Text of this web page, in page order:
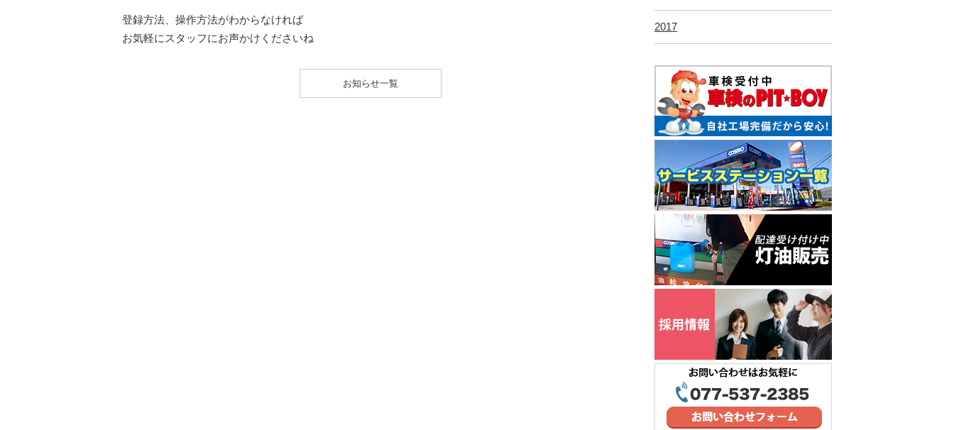
登録方法、操作方法がわからなければ
お気軽にスタッフにお声かけくださいね
お知らせ一覧
2017